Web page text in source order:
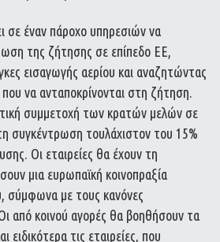
σε έναν πάροχο υπηρεσιών να
της ζήτησης σε επίπεδο ΕΕ,
εισαγωγής αερίου και αναζητώντας
να ανταποκρίνονται στη ζήτηση.
συμμετοχή των κρατών μελών σε
συγκέντρωση τουλάχιστον του 15%
Οι εταιρείες θα έχουν τη
μια ευρωπαϊκή κοινοπραξία
σύμφωνα με τους κανόνες
από κοινού αγορές θα βοηθήσουν τα
ειδικότερα τις εταιρείες, που